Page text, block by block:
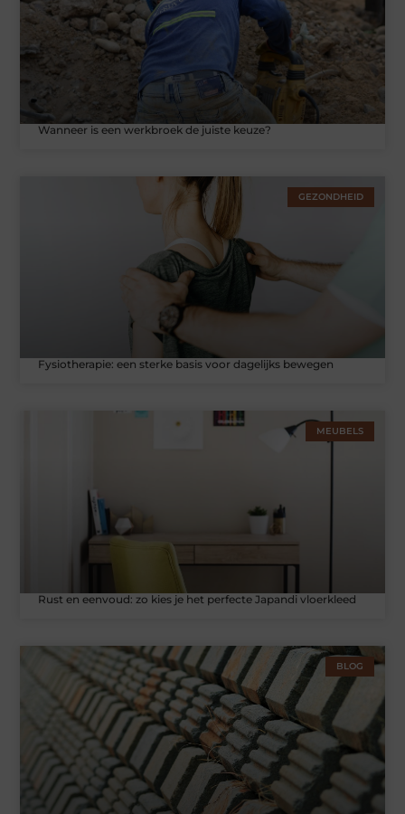
Wanneer is een werkbroek de juiste keuze?
GEZONDHEID
Fysiotherapie: een sterke basis voor dagelijks bewegen
MEUBELS
Rust en eenvoud: zo kies je het perfecte Japandi vloerkleed
BLOG